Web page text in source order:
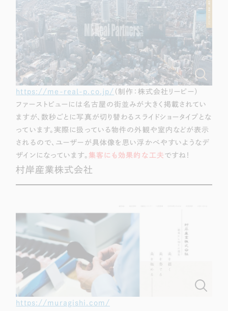
https://me-real-p.co.jp/ （制作：株式会社リーピー）
ファーストビューには名古屋の街並みが大きく掲載されてい
ますが、数秒ごとに写真が切り替わるスライドショータイプとな
っています。実際に扱っている物件の外観や室内などが表示
されるので、ユーザーが具体像を思い浮かべやすいようなデ
ザインになっています。 集客にも効果的な工夫 ですね！
村岸産業株式会社
https://muragishi.com/